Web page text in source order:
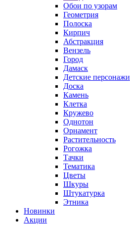
Обои по узорам
Геометрия
Полоска
Кирпич
Абстракция
Вензель
Город
Дамаск
Детские персонажи
Доска
Камень
Клетка
Кружево
Однотон
Орнамент
Растительность
Рогожка
Тачки
Тематика
Цветы
Шкуры
Штукатурка
Этника
Новинки
Акции